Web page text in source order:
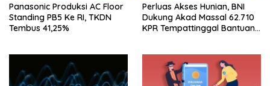
Panasonic Produksi AC Floor
Standing PB5 Ke RI, TKDN
Tembus 41,25%
Perluas Akses Hunian, BNI
Dukung Akad Massal 62.710
KPR Tempattinggal Bantuan